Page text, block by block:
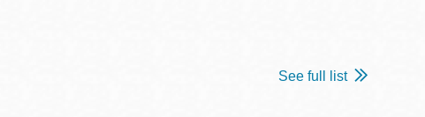
See full list